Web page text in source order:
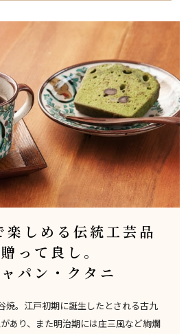
楽しめる伝統工芸品
って良し。
パン・クタニ
焼。江戸初期に誕生したとされる古九
あり、また明治期には庄三風など絢爛